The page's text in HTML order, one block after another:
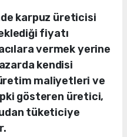
karpuz üreticisi
fiyatı
vermek yerine
kendisi
maliyetleri ve
gösteren üretici,
tüketiciye